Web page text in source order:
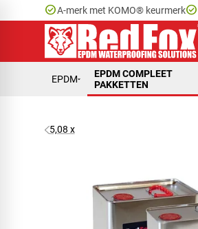
check_circleA-merk met KOMO® keurmerkcheck_circle
EPDM
EPDM COMPLEET
PAKKETTEN
5,08 x